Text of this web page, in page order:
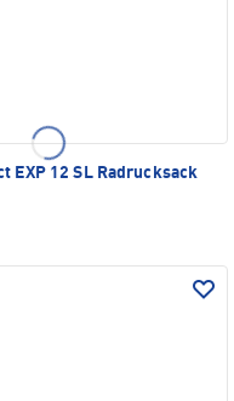
EXP 12 SL Radrucksack